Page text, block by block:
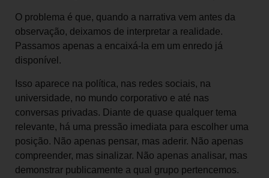
O problema é que, quando a narrativa vem antes da
observação, deixamos de interpretar a realidade.
Passamos apenas a encaixá-la em um enredo já
disponível.
Isso aparece na política, nas redes sociais, na
universidade, no mundo corporativo e até nas
conversas privadas. Diante de quase qualquer tema
relevante, há uma pressão imediata para escolher uma
posição. Não apenas pensar, mas aderir. Não apenas
compreender, mas sinalizar. Não apenas analisar, mas
demonstrar publicamente a qual grupo pertencemos.